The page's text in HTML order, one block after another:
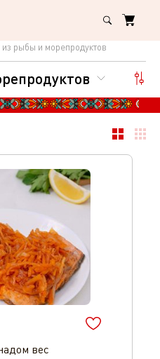
рыбы и морепродуктов
вес